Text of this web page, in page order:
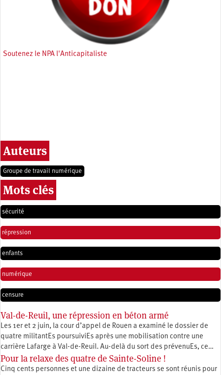
Soutenez le NPA l'Anticapitaliste
Auteurs
Groupe de travail numérique
Mots clés
sécurité
répression
enfants
numérique
censure
Val-de-Reuil, une répression en béton armé
Les 1er et 2 juin, la cour d’appel de Rouen a examiné le dossier de
quatre militantEs poursuiviEs après une mobilisation contre une
carrière Lafarge à Val-de-Reuil. Au-delà du sort des prévenuEs, ce…
Pour la relaxe des quatre de Sainte-Soline !
Cinq cents personnes et une dizaine de tracteurs se sont réunis pour